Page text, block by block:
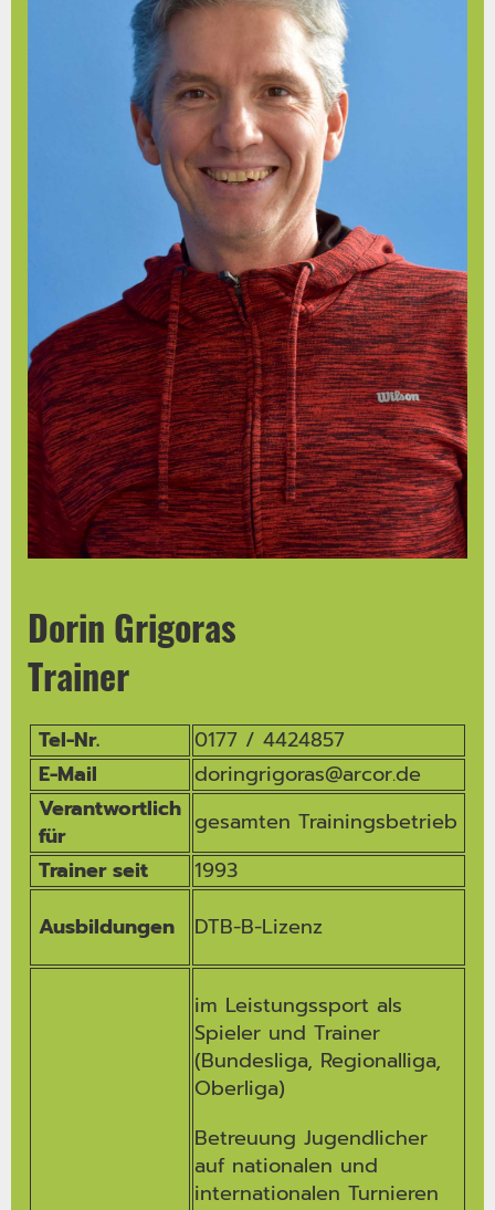
Dorin Grigoras
Trainer
Tel-Nr.
0177 / 4424857
E-Mail
doringrigoras@arcor.de
Verantwortlich
für
gesamten Trainings­betrieb
Trainer seit
1993
Ausbildungen
DTB-B-Lizenz
im Leistungssport als
Spieler und Trainer
(Bundesliga, Regionalliga,
Oberliga)
Betreuung Jugendlicher
auf nationalen und
internationalen Turnieren